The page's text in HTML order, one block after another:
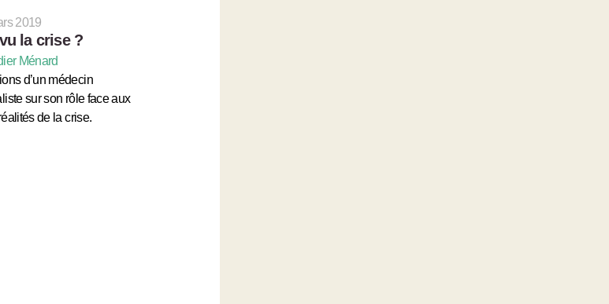
2019
la crise ?
Ménard
d’un médecin
sur son rôle face aux
de la crise.